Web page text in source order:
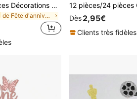
12 pièces/24 pièces Décorations de cupcakes en forme de flocon de neige brillant, décorations de cupcakes thème glace et neige, décoration de gâteau pays des merveilles d'hiver, fournitures de fête d'anniversaire et de Noël thème flocon de neige, bleu et argent
de Fête d'anniversaire Décorations pour cupcakes
Dès2,95€
Clients très fidèles